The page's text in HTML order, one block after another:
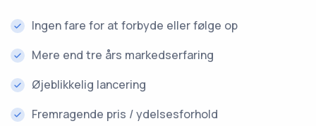
Ingen fare for at forbyde eller følge op
Mere end tre års markedserfaring
Øjeblikkelig lancering
Fremragende pris / ydelsesforhold